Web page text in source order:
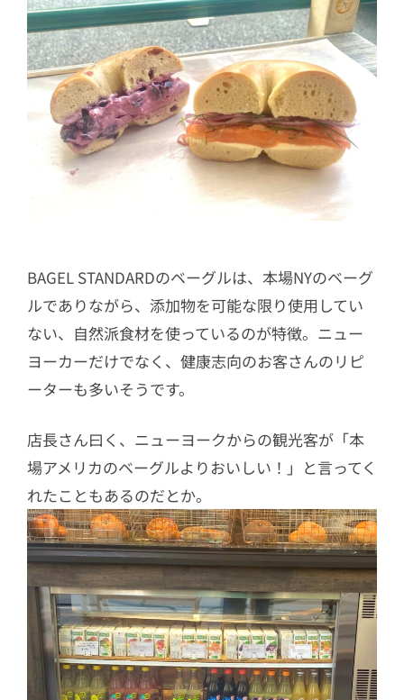
BAGEL STANDARDのベーグルは、本場NYのベーグ
ルでありながら、添加物を可能な限り使用してい
ない、自然派食材を使っているのが特徴。ニュー
ヨーカーだけでなく、健康志向のお客さんのリピ
ーターも多いそうです。
店長さん曰く、ニューヨークからの観光客が「本
場アメリカのベーグルよりおいしい！」と言ってく
れたこともあるのだとか。